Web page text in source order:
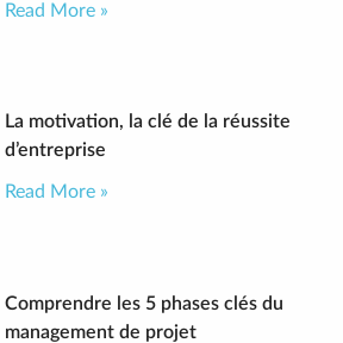
Read More »
La motivation, la clé de la réussite
d’entreprise
Read More »
Comprendre les 5 phases clés du
management de projet